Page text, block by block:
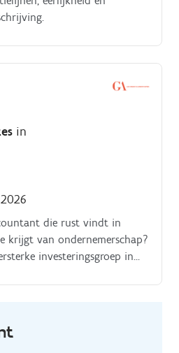
in
die rust vindt in
krijgt van ondernemerschap?
investeringsgroep in
neemt over een